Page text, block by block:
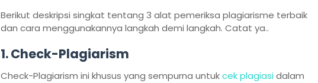
Berikut deskripsi singkat tentang 3 alat pemeriksa plagiarisme terbaik
dan cara menggunakannya langkah demi langkah. Catat ya..
1.Check-Plagiarism
Check-Plagiarism ini khusus yang sempurna untukcek plagiasidalam